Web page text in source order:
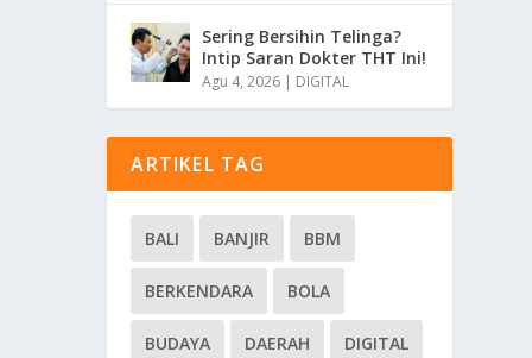
Sering Bersihin Telinga?
Intip Saran Dokter THT Ini!
Agu 4, 2026 | DIGITAL
ARTIKEL TAG
BALI BANJIR BBM
BERKENDARA BOLA
BUDAYA DAERAH DIGITAL